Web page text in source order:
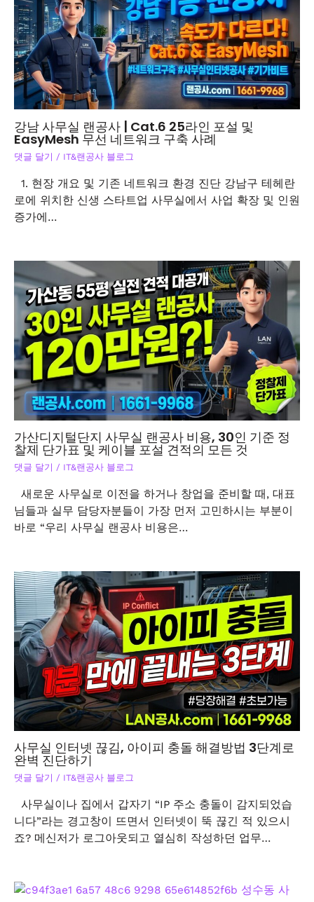
강남 사무실 랜공사 | Cat.6 25라인 포설 및
EasyMesh 무선 네트워크 구축 사례
댓글 달기 / IT&랜공사 블로그
1. 현장 개요 및 기존 네트워크 환경 진단 강남구 테헤란
로에 위치한 신생 스타트업 사무실에서 사업 확장 및 인원
증가에…
가산디지털단지 사무실 랜공사 비용, 30인 기준 정
찰제 단가표 및 케이블 포설 견적의 모든 것
댓글 달기 / IT&랜공사 블로그
새로운 사무실로 이전을 하거나 창업을 준비할 때, 대표
님들과 실무 담당자분들이 가장 먼저 고민하시는 부분이
바로 “우리 사무실 랜공사 비용은…
사무실 인터넷 끊김, 아이피 충돌 해결방법 3단계로
완벽 진단하기
댓글 달기 / IT&랜공사 블로그
사무실이나 집에서 갑자기 “IP 주소 충돌이 감지되었습
니다”라는 경고창이 뜨면서 인터넷이 뚝 끊긴 적 있으시
죠? 메신저가 로그아웃되고 열심히 작성하던 업무…